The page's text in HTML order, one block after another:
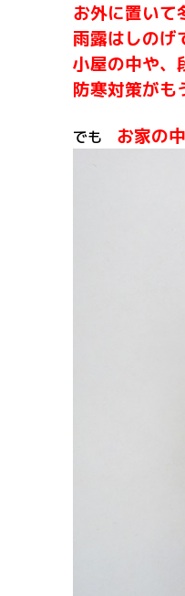
お外に置いて
雨露はしのげ
小屋の中や、
防寒対策がも
でも お家の